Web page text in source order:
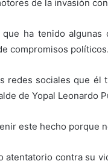
de la invasión
ha tenido
compromisos políticos.
redes sociales que él
de Yopal Leonardo
este hecho porque
atentatorio contra su